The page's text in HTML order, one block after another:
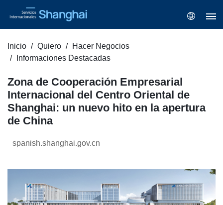
Inicio Quiero
Hacer Negocios
Informaciones Destacadas
Zona de Cooperación Empresarial
Internacional del Centro Oriental de
Shanghai: un nuevo hito en la apertura
de China
spanish.shanghai.gov.cn